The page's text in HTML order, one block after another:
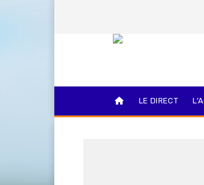
LE DIRECT